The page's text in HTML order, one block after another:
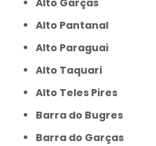
Alto Garças
Alto Pantanal
Alto Paraguai
Alto Taquari
Alto Teles Pires
Barra do Bugres
Barra do Garças